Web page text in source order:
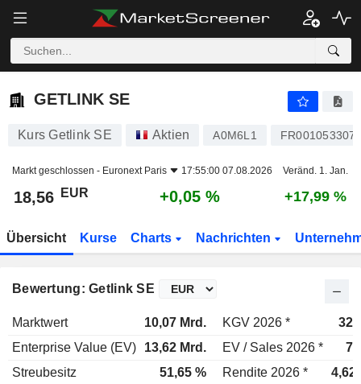
GETLINK SE
GETLINK SE
Kurs Getlink SE Aktien A0M6L1
Markt geschlossen - Euronext Paris 17:55:00 07.08.2026 Veränd. 1. Jan.
18,56 EUR +0,05 % +17,99 %
Übersicht Kurse Charts Nachrichten
Bewertung: Getlink SE
Marktwert 10,07 Mrd. KGV 2026 *
Enterprise Value (EV)
13,62 Mrd. EV / Sales 2026 *
Streubesitz
51,65 % Rendite 2026 * 4,62